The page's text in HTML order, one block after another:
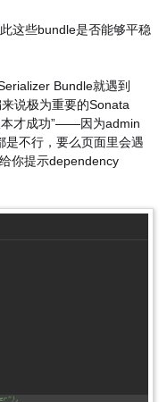
这些bundle是否能够平稳
Bundle就遇到
说极为重要的Sonata
本才成功”——因为admin
是不行，要么页面里会遇
你提示dependency